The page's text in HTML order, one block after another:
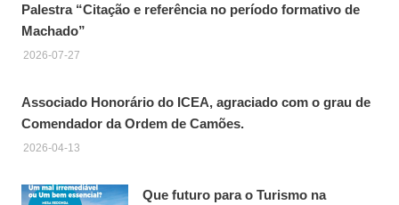
Palestra “Citação e referência no período formativo de
Machado”
2026-07-27
Associado Honorário do ICEA, agraciado com o grau de
Comendador da Ordem de Camões.
2026-04-13
Que futuro para o Turismo na